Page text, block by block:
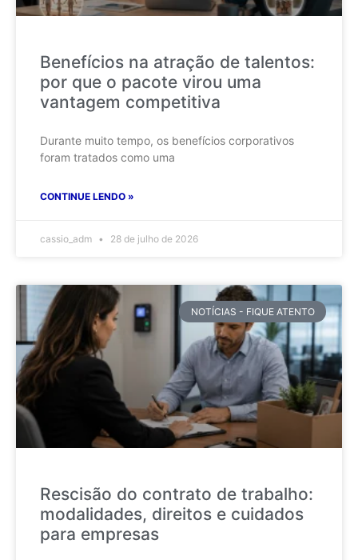
Benefícios na atração de talentos:
por que o pacote virou uma
vantagem competitiva
Durante muito tempo, os benefícios corporativos
foram tratados como uma
CONTINUE LENDO »
cassio_adm 28 de julho de 2026
NOTÍCIAS - FIQUE ATENTO
Rescisão do contrato de trabalho:
modalidades, direitos e cuidados
para empresas